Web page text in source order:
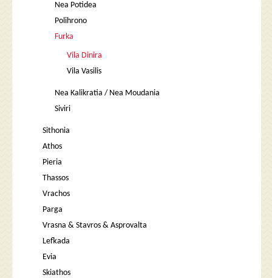
Nea Potidea
Polihrono
Furka
Vila Dinira
Vila Vasilis
Nea Kalikratia / Nea Moudania
Siviri
Sithonia
Athos
Pieria
Thassos
Vrachos
Parga
Vrasna & Stavros & Asprovalta
Lefkada
Evia
Skiathos